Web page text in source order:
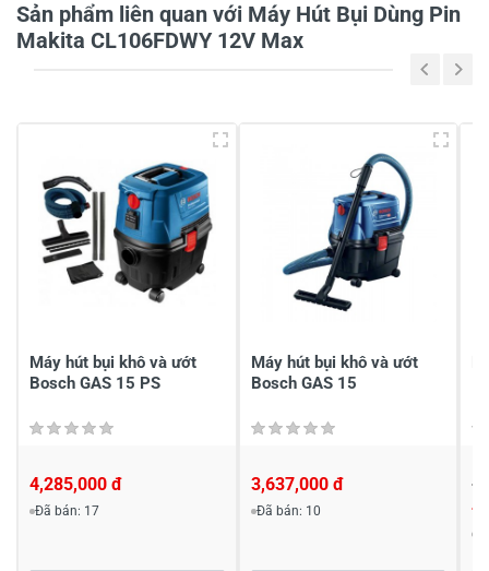
Tiêu đề của nhận xét *
Sản phẩm liên quan với Máy Hút Bụi Dùng Pin
Makita CL106FDWY 12V Max
Máy hút bụi khô và ướt
Bosch GAS 15 PS
4,285,000 đ
Đã bán: 17
Máy hút bụi khô và ướt
Bosch GAS 15
3,637,000 đ
Đã bán: 10